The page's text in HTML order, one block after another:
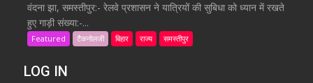
वंदना झा, समस्तीपुर:- रेलवे प्रशासन ने यात्रियों की सुबिधा को ध्यान में रखते
हुए गाड़ी संख्या:-...
Featured टैकनोलजी बिहार राज्य समस्तीपुर
LOG IN